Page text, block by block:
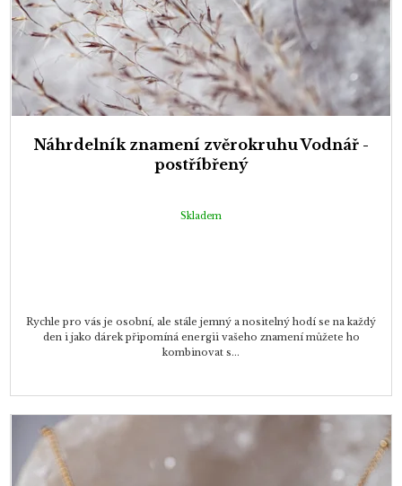
Náhrdelník znamení zvěrokruhu Vodnář -
postříbřený
Skladem
Rychle pro vás je osobní, ale stále jemný a nositelný hodí se na každý
den i jako dárek připomíná energii vašeho znamení můžete ho
kombinovat s...